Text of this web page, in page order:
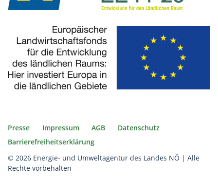
Presse Impressum AGB
Datenschutz
Barrierefreiheitserklärung
© 2026 Energie- und Umweltagentur des Landes NÖ | Alle
Rechte vorbehalten